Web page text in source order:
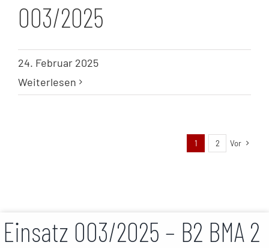
003/2025
24. Februar 2025
Weiterlesen
1 2 Vor
Einsatz 003/2025 – B2 BMA 2